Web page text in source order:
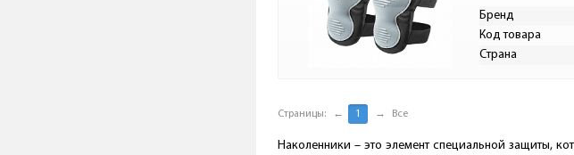
Бренд
Код товара
Страна
Страницы: ← 1 → Все
Наколенники – это элемент специальной защиты,